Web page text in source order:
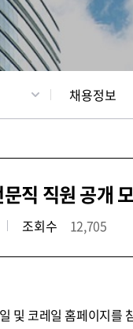
채용정보
직 직원 공개
조회수 12,705
및 코레일 홈페이지를